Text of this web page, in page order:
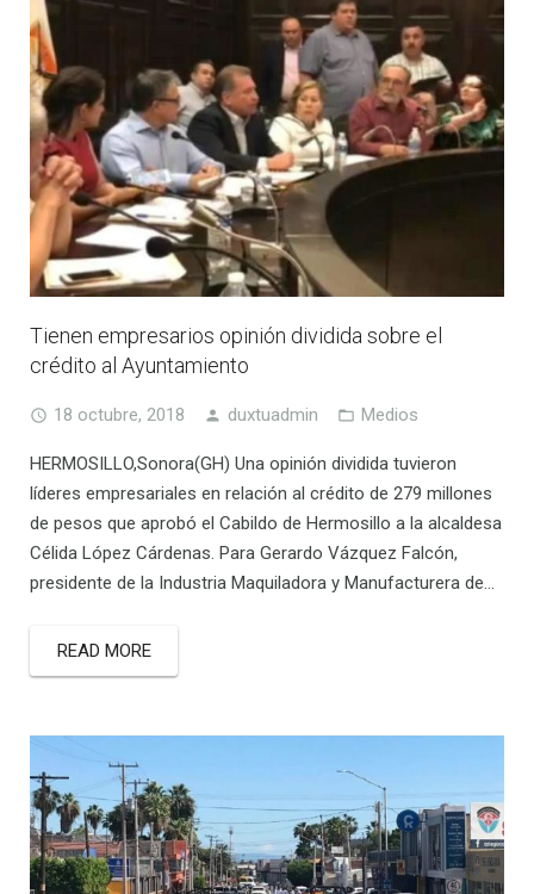
Tienen empresarios opinión dividida sobre el
crédito al Ayuntamiento
18 octubre, 2018 duxtuadmin Medios
HERMOSILLO,Sonora(GH) Una opinión dividida tuvieron
líderes empresariales en relación al crédito de 279 millones
de pesos que aprobó el Cabildo de Hermosillo a la alcaldesa
Célida López Cárdenas. Para Gerardo Vázquez Falcón,
presidente de la Industria Maquiladora y Manufacturera de…
READ MORE